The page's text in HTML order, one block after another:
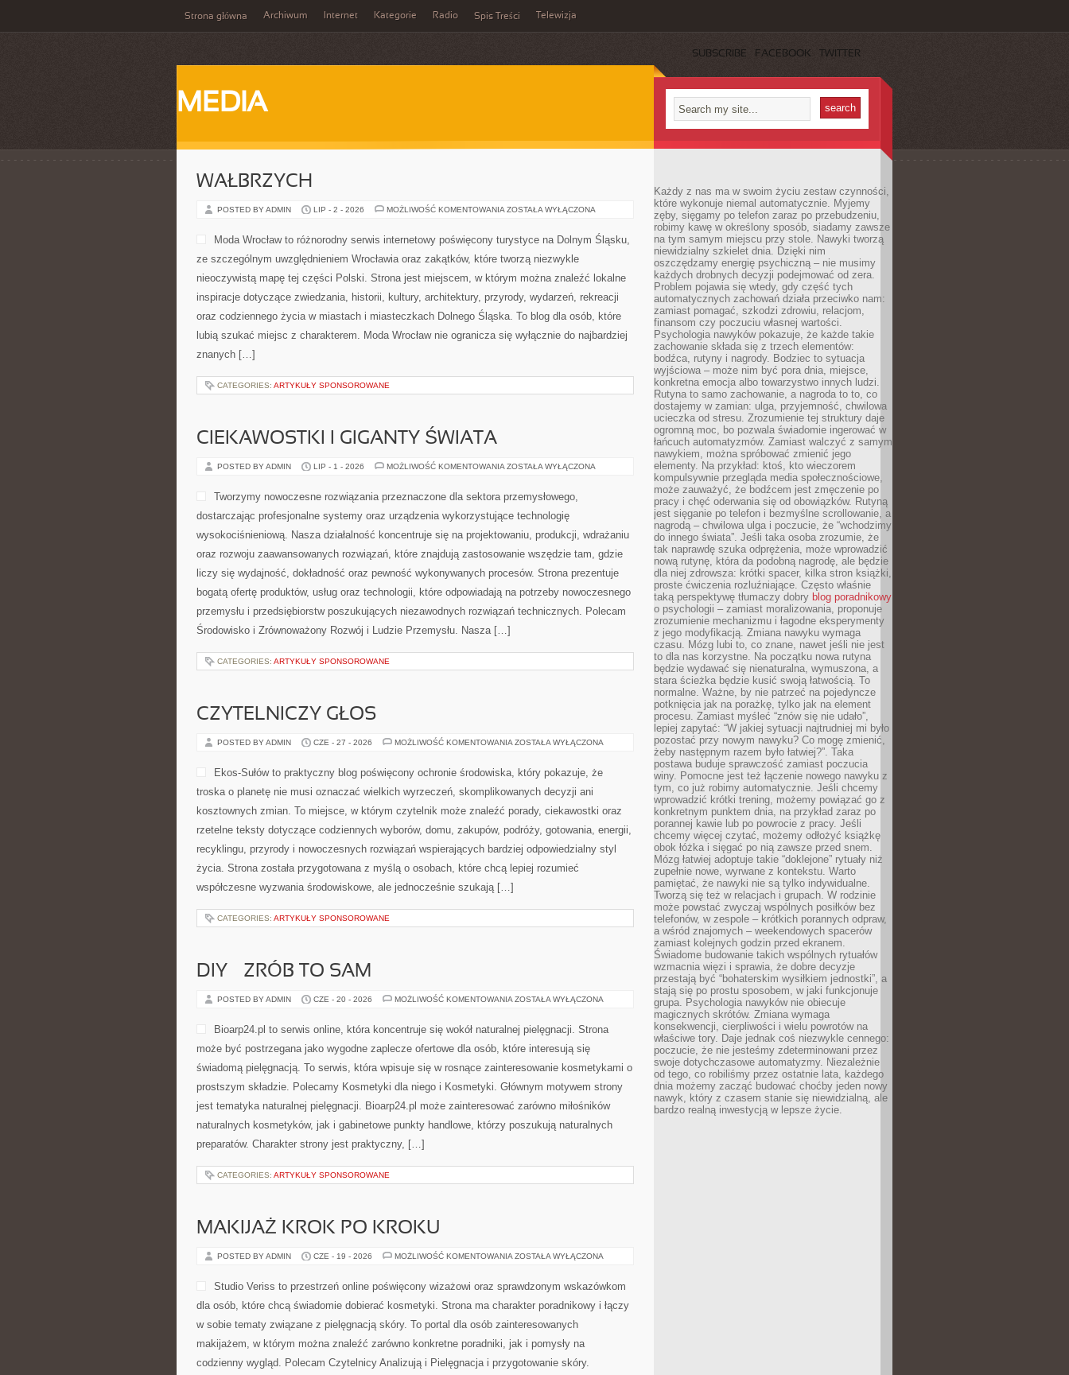
Strona główna Archiwum Internet Kategorie Radio Spis Treści Telewizja
SUBSCRIBE FACEBOOK TWITTER
MEDIA
WAŁBRZYCH
POSTED BY ADMIN LIP - 2 - 2026 MOŻLIWOŚĆ KOMENTOWANIA WAŁBRZYCH
ZOSTAŁA WYŁĄCZONA
Moda Wrocław to różnorodny serwis internetowy poświęcony turystyce na Dolnym Śląsku,
ze szczególnym uwzględnieniem Wrocławia oraz zakątków, które tworzą niezwykle
nieoczywistą mapę tej części Polski. Strona jest miejscem, w którym można znaleźć lokalne
inspiracje dotyczące zwiedzania, historii, kultury, architektury, przyrody, wydarzeń, rekreacji
oraz codziennego życia w miastach i miasteczkach Dolnego Śląska. To blog dla osób, które
lubią szukać miejsc z charakterem. Moda Wrocław nie ogranicza się wyłącznie do najbardziej
znanych […]
CATEGORIES: ARTYKUŁY SPONSOROWANE
CIEKAWOSTKI I GIGANTY ŚWIATA
POSTED BY ADMIN LIP - 1 - 2026 MOŻLIWOŚĆ KOMENTOWANIA CIEKAWOSTKI
ZOSTAŁA WYŁĄCZONA
Tworzymy nowoczesne rozwiązania przeznaczone dla sektora przemysłowego,
dostarczając profesjonalne systemy oraz urządzenia wykorzystujące technologię
wysokociśnieniową. Nasza działalność koncentruje się na projektowaniu, produkcji, wdrażaniu
oraz rozwoju zaawansowanych rozwiązań, które znajdują zastosowanie wszędzie tam, gdzie
liczy się wydajność, dokładność oraz pewność wykonywanych procesów. Strona prezentuje
bogatą ofertę produktów, usług oraz technologii, które odpowiadają na potrzeby nowoczesnego
przemysłu i przedsiębiorstw poszukujących niezawodnych rozwiązań technicznych. Polecam
Środowisko i Zrównoważony Rozwój i Ludzie Przemysłu. Nasza […]
CATEGORIES: ARTYKUŁY SPONSOROWANE
CZYTELNICZY GŁOS
POSTED BY ADMIN CZE - 27 - 2026 MOŻLIWOŚĆ KOMENTOWANIA CZYTELNICZY
ZOSTAŁA WYŁĄCZONA
Ekos-Sułów to praktyczny blog poświęcony ochronie środowiska, który pokazuje, że
troska o planetę nie musi oznaczać wielkich wyrzeczeń, skomplikowanych decyzji ani
kosztownych zmian. To miejsce, w którym czytelnik może znaleźć porady, ciekawostki oraz
rzetelne teksty dotyczące codziennych wyborów, domu, zakupów, podróży, gotowania, energii,
recyklingu, przyrody i nowoczesnych rozwiązań wspierających bardziej odpowiedzialny styl
życia. Strona została przygotowana z myślą o osobach, które chcą lepiej rozumieć
współczesne wyzwania środowiskowe, ale jednocześnie szukają […]
CATEGORIES: ARTYKUŁY SPONSOROWANE
DIY – ZRÓB TO SAM
POSTED BY ADMIN CZE - 20 - 2026 MOŻLIWOŚĆ KOMENTOWANIA DIY
TO
SAM
ZOSTAŁA WYŁĄCZONA
Bioarp24.pl to serwis online, która koncentruje się wokół naturalnej pielęgnacji. Strona
może być postrzegana jako wygodne zaplecze ofertowe dla osób, które interesują się
świadomą pielęgnacją. To serwis, która wpisuje się w rosnące zainteresowanie kosmetykami o
prostszym składzie. Polecamy Kosmetyki dla niego i Kosmetyki. Głównym motywem strony
jest tematyka naturalnej pielęgnacji. Bioarp24.pl może zainteresować zarówno miłośników
naturalnych kosmetyków, jak i gabinetowe punkty handlowe, którzy poszukują naturalnych
preparatów. Charakter strony jest praktyczny, […]
CATEGORIES: ARTYKUŁY SPONSOROWANE
MAKIJAŻ KROK PO KROKU
POSTED BY ADMIN CZE - 19 - 2026 MOŻLIWOŚĆ KOMENTOWANIA MAKIJAŻ
KROKU
ZOSTAŁA WYŁĄCZONA
Studio Veriss to przestrzeń online poświęcony wizażowi oraz sprawdzonym wskazówkom
dla osób, które chcą świadomie dobierać kosmetyki. Strona ma charakter poradnikowy i łączy
w sobie tematy związane z pielęgnacją skóry. To portal dla osób zainteresowanych
makijażem, w którym można znaleźć zarówno konkretne poradniki, jak i pomysły na
codzienny wygląd. Polecam Czytelnicy Analizują i Pielęgnacja i przygotowanie skóry.
Każdy z nas ma w swoim życiu zestaw czynności,
które wykonuje niemal automatycznie. Myjemy
zęby, sięgamy po telefon zaraz po przebudzeniu,
robimy kawę w określony sposób, siadamy zawsze
na tym samym miejscu przy stole. Nawyki tworzą
niewidzialny szkielet dnia. Dzięki nim
oszczędzamy energię psychiczną – nie musimy
każdych drobnych decyzji podejmować od zera.
Problem pojawia się wtedy, gdy część tych
automatycznych zachowań działa przeciwko nam:
zamiast pomagać, szkodzi zdrowiu, relacjom,
finansom czy poczuciu własnej wartości.
Psychologia nawyków pokazuje, że każde takie
zachowanie składa się z trzech elementów:
bodźca, rutyny i nagrody. Bodziec to sytuacja
wyjściowa – może nim być pora dnia, miejsce,
konkretna emocja albo towarzystwo innych ludzi.
Rutyna to samo zachowanie, a nagroda to to, co
dostajemy w zamian: ulga, przyjemność, chwilowa
ucieczka od stresu. Zrozumienie tej struktury daje
ogromną moc, bo pozwala świadomie ingerować w
łańcuch automatyzmów. Zamiast walczyć z samym
nawykiem, można spróbować zmienić jego
elementy. Na przykład: ktoś, kto wieczorem
kompulsywnie przegląda media społecznościowe,
może zauważyć, że bodźcem jest zmęczenie po
pracy i chęć oderwania się od obowiązków. Rutyną
jest sięganie po telefon i bezmyślne scrollowanie, a
nagrodą – chwilowa ulga i poczucie, że “wchodzimy
do innego świata”. Jeśli taka osoba zrozumie, że
tak naprawdę szuka odprężenia, może wprowadzić
nową rutynę, która da podobną nagrodę, ale będzie
dla niej zdrowsza: krótki spacer, kilka stron książki,
proste ćwiczenia rozluźniające. Często właśnie
taką perspektywę tłumaczy dobry blog poradnikowy
o psychologii – zamiast moralizowania, proponuje
zrozumienie mechanizmu i łagodne eksperymenty
z jego modyfikacją. Zmiana nawyku wymaga
czasu. Mózg lubi to, co znane, nawet jeśli nie jest
to dla nas korzystne. Na początku nowa rutyna
będzie wydawać się nienaturalna, wymuszona, a
stara ścieżka będzie kusić swoją łatwością. To
normalne. Ważne, by nie patrzeć na pojedyncze
potknięcia jak na porażkę, tylko jak na element
procesu. Zamiast myśleć “znów się nie udało”,
lepiej zapytać: “W jakiej sytuacji najtrudniej mi było
pozostać przy nowym nawyku? Co mogę zmienić,
żeby następnym razem było łatwiej?”. Taka
postawa buduje sprawczość zamiast poczucia
winy. Pomocne jest też łączenie nowego nawyku z
tym, co już robimy automatycznie. Jeśli chcemy
wprowadzić krótki trening, możemy powiązać go z
konkretnym punktem dnia, na przykład zaraz po
porannej kawie lub po powrocie z pracy. Jeśli
chcemy więcej czytać, możemy odłożyć książkę
obok łóżka i sięgać po nią zawsze przed snem.
Mózg łatwiej adoptuje takie “doklejone” rytuały niż
zupełnie nowe, wyrwane z kontekstu. Warto
pamiętać, że nawyki nie są tylko indywidualne.
Tworzą się też w relacjach i grupach. W rodzinie
może powstać zwyczaj wspólnych posiłków bez
telefonów, w zespole – krótkich porannych odpraw,
a wśród znajomych – weekendowych spacerów
zamiast kolejnych godzin przed ekranem.
Świadome budowanie takich wspólnych rytuałów
wzmacnia więzi i sprawia, że dobre decyzje
przestają być “bohaterskim wysiłkiem jednostki”, a
stają się po prostu sposobem, w jaki funkcjonuje
grupa. Psychologia nawyków nie obiecuje
magicznych skrótów. Zmiana wymaga
konsekwencji, cierpliwości i wielu powrotów na
właściwe tory. Daje jednak coś niezwykle cennego:
poczucie, że nie jesteśmy zdeterminowani przez
swoje dotychczasowe automatyzmy. Niezależnie
od tego, co robiliśmy przez ostatnie lata, każdego
dnia możemy zacząć budować choćby jeden nowy
nawyk, który z czasem stanie się niewidzialną, ale
bardzo realną inwestycją w lepsze życie.